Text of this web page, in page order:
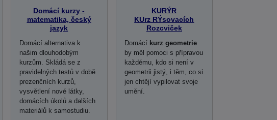
Domácí kurzy -
matematika, český
jazyk
Domácí alternativa k
našim dlouhodobým
kurzům. Skládá se z
pravidelných testů v době
prezenčních kurzů,
vysvětlení nové látky,
domácích úkolů a dalších
materiálů k samostudiu.
KURÝR
KUrz RÝsovacích
Rozcviček
Domácí kurz geometrie
by měl pomoci s přípravou
každému, kdo si není v
geometrii jistý, i těm, co si
jen chtějí vypilovat svoje
umění.